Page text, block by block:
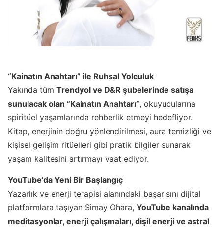
“Kainatın Anahtarı” ile Ruhsal Yolculuk
Yakında tüm Trendyol ve D&R şubelerinde satışa
sunulacak olan “Kainatın Anahtarı”, okuyucularına
spiritüel yaşamlarında rehberlik etmeyi hedefliyor.
Kitap, enerjinin doğru yönlendirilmesi, aura temizliği ve
kişisel gelişim ritüelleri gibi pratik bilgiler sunarak
yaşam kalitesini artırmayı vaat ediyor.
YouTube’da Yeni Bir Başlangıç
Yazarlık ve enerji terapisi alanındaki başarısını dijital
platformlara taşıyan Simay Ohara, YouTube kanalında
meditasyonlar, enerji çalışmaları, dişil enerji ve astral